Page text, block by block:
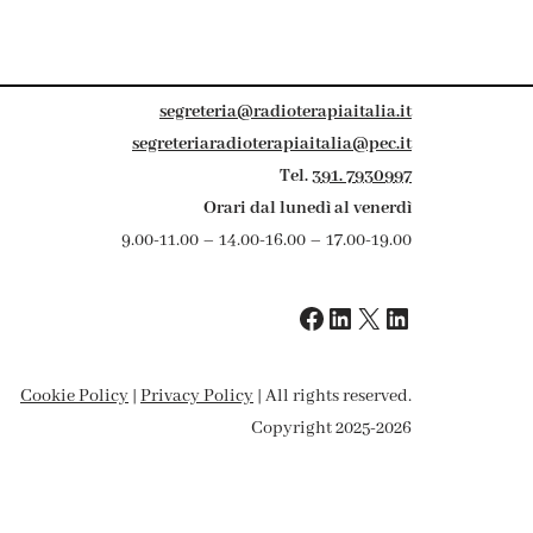
segreteria@radioterapiaitalia.it
segreteriaradioterapiaitalia@pec.it
Tel.391. 7930997
Orari dal lunedì al venerdì
9.00-11.00 – 14.00-16.00 – 17.00-19.00
Cookie Policy | Privacy Policy | All rights reserved.
Copyright 2025-2026